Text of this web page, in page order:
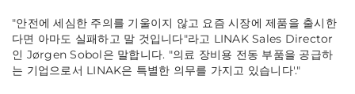
"안전에 세심한 주의를 기울이지 않고 요즘 시장에 제품을 출시한
다면 아마도 실패하고 말 것입니다"라고 LINAK Sales Director
인 Jørgen Sobol은 말합니다. "의료 장비용 전동 부품을 공급하
는 기업으로서 LINAK은 특별한 의무를 가지고 있습니다'."